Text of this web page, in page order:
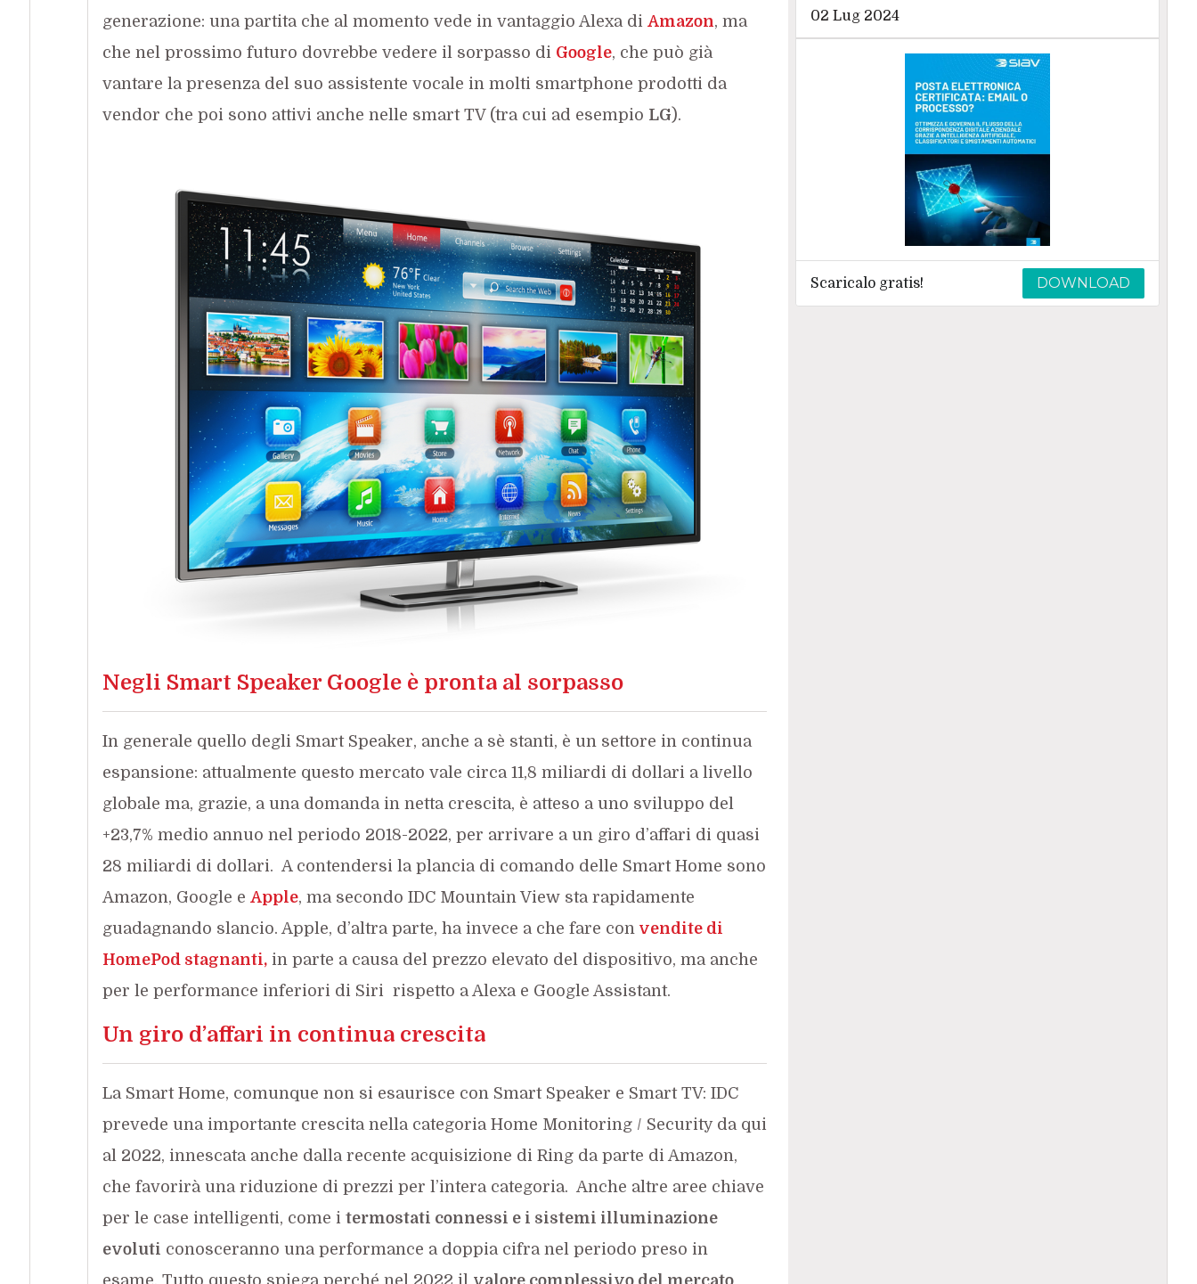
generazione: una partita che al momento vede in vantaggio Alexa di Amazon, ma
che nel prossimo futuro dovrebbe vedere il sorpasso di Google, che può già
vantare la presenza del suo assistente vocale in molti smartphone prodotti da
vendor che poi sono attivi anche nelle smart TV (tra cui ad esempio LG).
Negli Smart Speaker Google è pronta al sorpasso
In generale quello degli Smart Speaker, anche a sè stanti, è un settore in continua
espansione: attualmente questo mercato vale circa 11,8 miliardi di dollari a livello
globale ma, grazie, a una domanda in netta crescita, è atteso a uno sviluppo del
+23,7% medio annuo nel periodo 2018-2022, per arrivare a un giro d’affari di quasi
28 miliardi di dollari. A contendersi la plancia di comando delle Smart Home sono
Amazon, Google e Apple, ma secondo IDC Mountain View sta rapidamente
guadagnando slancio. Apple, d’altra parte, ha invece a che fare convendite di
HomePod stagnanti,in parte a causa del prezzo elevato del dispositivo, ma anche
per le performance inferiori di Siri rispetto a Alexa e Google Assistant.
Un giro d’affari in continua crescita
La Smart Home, comunque non si esaurisce con Smart Speaker e Smart TV: IDC
prevede una importante crescita nella categoria Home Monitoring / Security da qui
al 2022, innescata anche dalla recente acquisizione di Ring da parte di Amazon,
che favorirà una riduzione di prezzi per l’intera categoria. Anche altre aree chiave
per le case intelligenti, come i termostati connessi e i sistemi illuminazione
evoluti conosceranno una performance a doppia cifra nel periodo preso in
02 Lug 2024
Scaricalo gratis! DOWNLOAD